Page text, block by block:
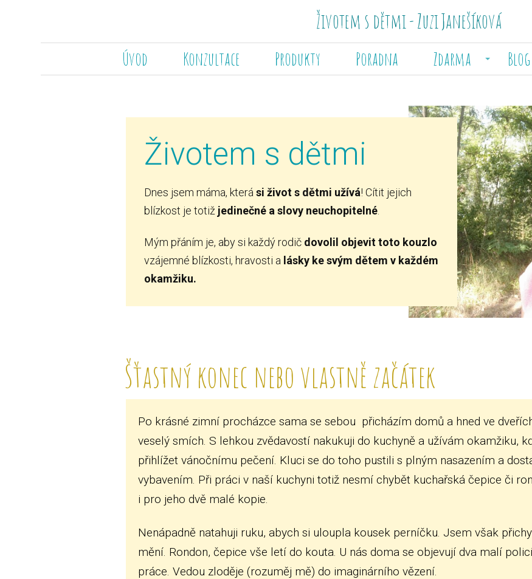
Životem s dětmi - Zuzi Janešíková
Úvod Konzultace Produkty Poradna Zdarma Blog
Životem s dětmi
Dnes jsem máma, kterási život s dětmi užívá! Cítit jejich
blízkost je totiž jedinečné a slovy neuchopitelné.
Mým přáním je, aby si každý rodič dovolil objevit toto kouzlo
vzájemné blízkosti, hravosti a lásky ke svým dětem v každém
okamžiku.
Šťastný konec nebo vlastně začátek
Po krásné zimní procházce sama se sebou přicházím domů a hned ve
veselý smích. S lehkou zvědavostí nakukuji do kuchyně a užívám okamžiku,
přihlížet vánočnímu pečení. Kluci se do toho pustili s plným nasazením a
vybavením. Při práci v naší kuchyni totiž nesmí chybět kuchařská čepice či
i pro jeho dvě malé kopie.
Nenápadně natahuji ruku, abych si uloupla kousek perníčku. Jsem však
mění. Rondon, čepice vše letí do kouta. U nás doma se objevují dva malí
práce. Vedou zloděje (rozuměj mě) do imaginárního vězení.